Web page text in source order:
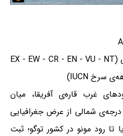
گونه‌ی با کم‌ترین نگرانی (EX - EW - CR - EN - VU - NT
غرب قاره‌ی آفریقا، میان
مدارهای ۱۳ درجه‌ی شمالی تا ۴ درجه‌ی شمالی از عرض جغرافیایی
تا رود مونو در کشور توگو؛ ثبت